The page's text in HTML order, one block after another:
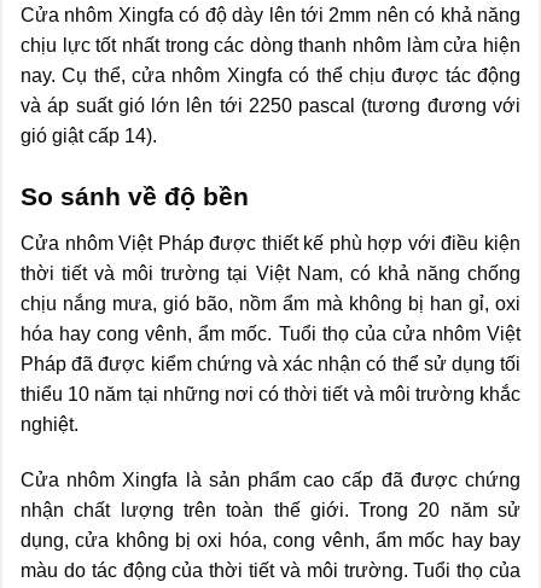
Cửa nhôm Xingfa có độ dày lên tới 2mm nên có khả năng
chịu lực tốt nhất trong các dòng thanh nhôm làm cửa hiện
nay. Cụ thể, cửa nhôm Xingfa có thể chịu được tác động
và áp suất gió lớn lên tới 2250 pascal (tương đương với
gió giật cấp 14).
So sánh về độ bền
Cửa nhôm Việt Pháp được thiết kế phù hợp với điều kiện
thời tiết và môi trường tại Việt Nam, có khả năng chống
chịu nắng mưa, gió bão, nồm ẩm mà không bị han gỉ, oxi
hóa hay cong vênh, ẩm mốc. Tuổi thọ của cửa nhôm Việt
Pháp đã được kiểm chứng và xác nhận có thể sử dụng tối
thiểu 10 năm tại những nơi có thời tiết và môi trường khắc
nghiệt.
Cửa nhôm Xingfa là sản phẩm cao cấp đã được chứng
nhận chất lượng trên toàn thế giới. Trong 20 năm sử
dụng, cửa không bị oxi hóa, cong vênh, ẩm mốc hay bay
màu do tác động của thời tiết và môi trường. Tuổi thọ của